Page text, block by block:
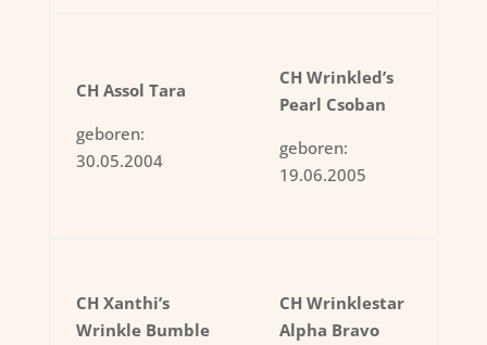
CH Assol Tara
geboren:
30.05.2004
CH Wrinkled’s
Pearl Csoban
geboren:
19.06.2005
CH Xanthi’s
Wrinkle Bumble
CH Wrinklestar
Alpha Bravo